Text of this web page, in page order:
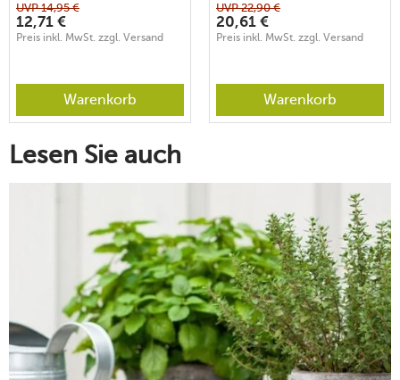
UVP14,95 €
12,71 €
Preis inkl. MwSt. zzgl. Versand
Warenkorb
UVP22,90 €
20,61 €
Preis inkl. MwSt. zzgl. Versand
Warenkorb
Lesen Sie auch